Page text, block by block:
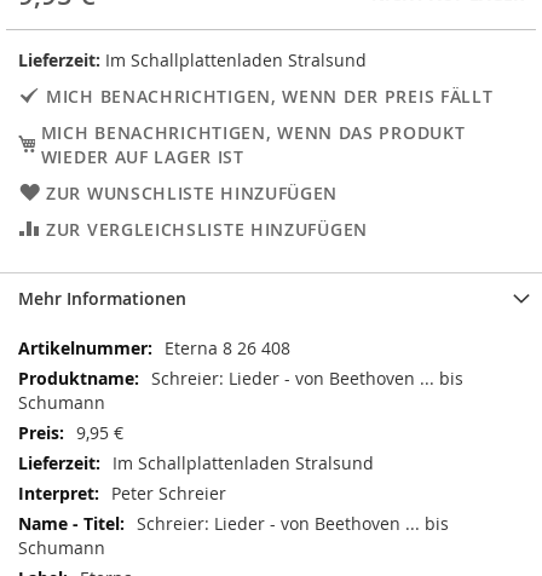
Lieferzeit: Im Schallplattenladen Stralsund
MICH BENACHRICHTIGEN, WENN DER PREIS FÄLLT
MICH BENACHRICHTIGEN, WENN DAS PRODUKT
WIEDER AUF LAGER IST
ZUR WUNSCHLISTE HINZUFÜGEN
ZUR VERGLEICHSLISTE HINZUFÜGEN
Mehr Informationen
Mehr
Informationen
Eterna 8 26 408
Schreier: Lieder - von Beethoven ... bis
Schumann
9,95 €
Im Schallplattenladen Stralsund
Peter Schreier
Schreier: Lieder - von Beethoven ... bis
Schumann